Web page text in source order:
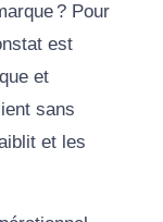
? Pour
est
et
sans
et les